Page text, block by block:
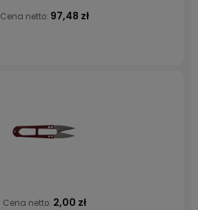
Cena netto: 97,48 zł
Cena netto: 2,00 zł